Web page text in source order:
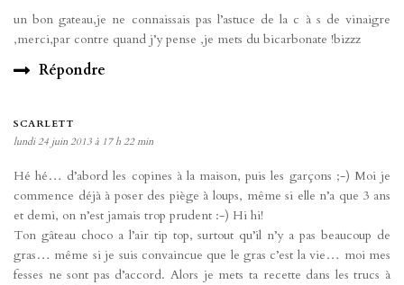
un bon gateau,je ne connaissais pas l’astuce de la c à s de vinaigre
,merci,par contre quand j’y pense ,je mets du bicarbonate !bizzz
Répondre
SCARLETT
lundi 24 juin 2013 à 17 h 22 min
Hé hé… d’abord les copines à la maison, puis les garçons ;-) Moi je
commence déjà à poser des piège à loups, même si elle n’a que 3 ans
et demi, on n’est jamais trop prudent :-) Hi hi!
Ton gâteau choco a l’air tip top, surtout qu’il n’y a pas beaucoup de
gras… même si je suis convaincue que le gras c’est la vie… moi mes
fesses ne sont pas d’accord. Alors je mets ta recette dans les trucs à